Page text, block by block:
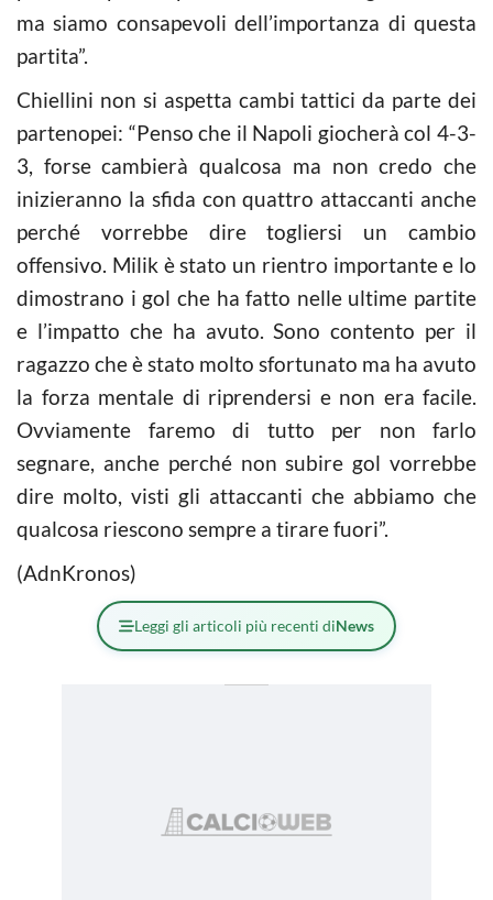
ma siamo consapevoli dell’importanza di questa
partita”.
Chiellini non si aspetta cambi tattici da parte dei
partenopei: “Penso che il Napoli giocherà col 4-3-
3, forse cambierà qualcosa ma non credo che
inizieranno la sfida con quattro attaccanti anche
perché vorrebbe dire togliersi un cambio
offensivo. Milik è stato un rientro importante e lo
dimostrano i gol che ha fatto nelle ultime partite
e l’impatto che ha avuto. Sono contento per il
ragazzo che è stato molto sfortunato ma ha avuto
la forza mentale di riprendersi e non era facile.
Ovviamente faremo di tutto per non farlo
segnare, anche perché non subire gol vorrebbe
dire molto, visti gli attaccanti che abbiamo che
qualcosa riescono sempre a tirare fuori”.
(AdnKronos)
Leggi gli articoli più recenti diNews